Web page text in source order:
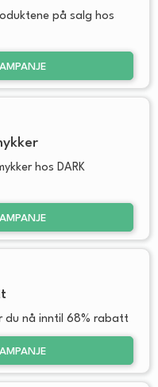
på salg hos
hos DARK
du nå inntil 68% rabatt